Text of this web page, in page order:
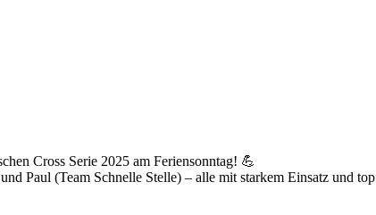
Cross Serie 2025 am Feriensonntag! 💪
Paul (Team Schnelle Stelle) – alle mit starkem Einsatz und top